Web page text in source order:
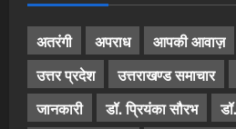
अतरंगी अपराध आपकी आवाज़
उत्तर प्रदेश
उत्तराखण्ड समाचार
जानकारी
डॉ. प्रियंका सौरभ